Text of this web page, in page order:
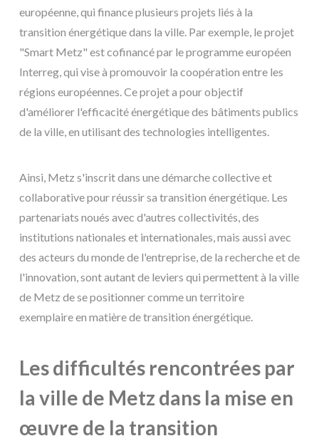
européenne, qui finance plusieurs projets liés à la
transition énergétique dans la ville. Par exemple, le projet
"Smart Metz" est cofinancé par le programme européen
Interreg, qui vise à promouvoir la coopération entre les
régions européennes. Ce projet a pour objectif
d'améliorer l'efficacité énergétique des bâtiments publics
de la ville, en utilisant des technologies intelligentes.
Ainsi, Metz s'inscrit dans une démarche collective et
collaborative pour réussir sa transition énergétique. Les
partenariats noués avec d'autres collectivités, des
institutions nationales et internationales, mais aussi avec
des acteurs du monde de l'entreprise, de la recherche et de
l'innovation, sont autant de leviers qui permettent à la ville
de Metz de se positionner comme un territoire
exemplaire en matière de transition énergétique.
Les difficultés rencontrées par
la ville de Metz dans la mise en
œuvre de la transition